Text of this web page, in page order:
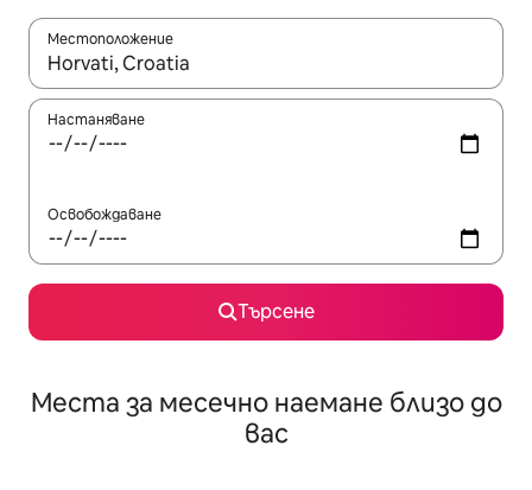
Местоположение
Когато резултатите се покажат, използвайте
Настаняване
Освобождаване
Търсене
Места за месечно наемане близо до
вас